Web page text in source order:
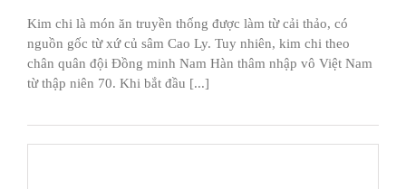
Kim chi là món ăn truyền thống được làm từ cải thảo, có
nguồn gốc từ xứ củ sâm Cao Ly. Tuy nhiên, kim chi theo
chân quân đội Đồng minh Nam Hàn thâm nhập vô Việt Nam
từ thập niên 70. Khi bắt đầu [...]